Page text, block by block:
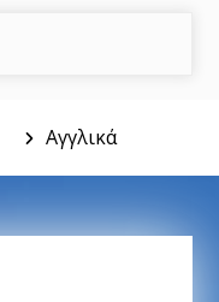
Αγγλικά